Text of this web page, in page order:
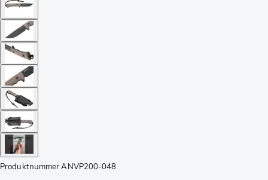
Produktnummer ANVP200-048